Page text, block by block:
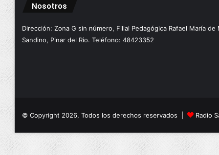
Nosotros
Dirección: Zona G sin número, Filial Pedagógica Rafael María de
Sandino, Pinar del Rio. Teléfono: 48423352
© Copyright 2026, Todos los derechos reservados | Radio